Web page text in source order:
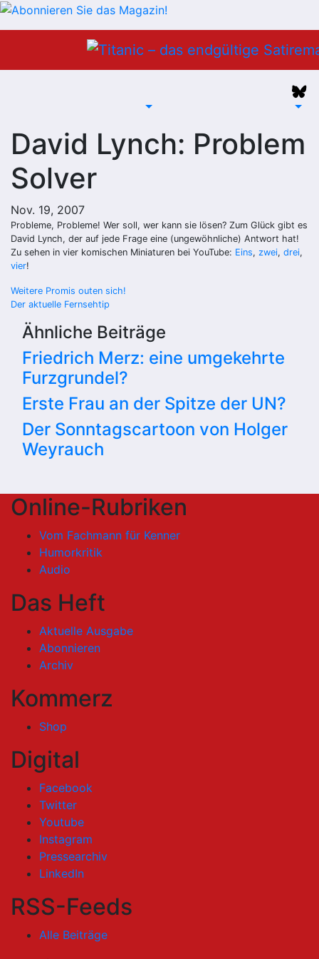
David Lynch: Problem
Solver
Nov. 19, 2007
Probleme, Probleme! Wer soll, wer kann sie lösen? Zum Glück gibt es
David Lynch, der auf jede Frage eine (ungewöhnliche) Antwort hat!
Zu sehen in vier komischen Miniaturen bei YouTube: Eins, zwei, drei,
vier!
Beitragsnavigation
Weitere Promis outen sich!
Der aktuelle Fernsehtip
Ähnliche Beiträge
Friedrich Merz: eine umgekehrte
Furzgrundel?
Erste Frau an der Spitze der UN?
Der Sonntagscartoon von Holger
Weyrauch
Online-Rubriken
Vom Fachmann für Kenner
Humorkritik
Audio
Das Heft
Aktuelle Ausgabe
Abonnieren
Archiv
Kommerz
Shop
Digital
Facebook
Twitter
Youtube
Instagram
Pressearchiv
LinkedIn
RSS-Feeds
Alle Beiträge